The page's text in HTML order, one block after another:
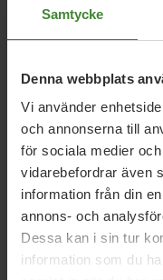
Samtycke
Denna webbplats
Vi använder
och annonserna till
för sociala medier
vidarebefordrar även
information från din
annons- och
Dessa kan i sin tur
information som du
A Arbetslöshet
C Cykelbarhet
d divestera
F Fossilfria